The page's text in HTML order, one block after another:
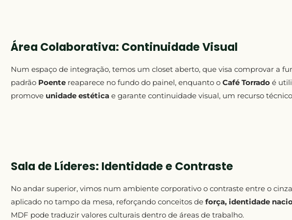
Área Colaborativa: Continuidade Visual
Num espaço de integração, temos um closet aberto, que visa comprovar a
padrão Poente reaparece no fundo do painel, enquanto oCafé Torrado é
promove unidade estética e garante continuidade visual, um recurso
Sala de Líderes: Identidade e Contraste
No andar superior, vimos num ambiente corporativo o contraste entre o
aplicado no tampo da mesa, reforçando conceitos deforça, identidade
MDF pode traduzir valores culturais dentro de áreas de trabalho.